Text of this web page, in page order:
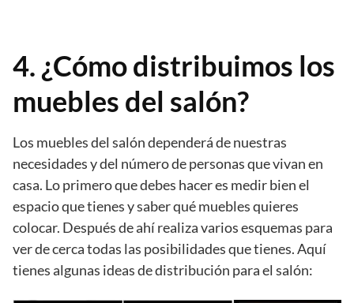
4. ¿Cómo distribuimos los
muebles del salón?
Los muebles del salón dependerá de nuestras
necesidades y del número de personas que vivan en
casa. Lo primero que debes hacer es medir bien el
espacio que tienes y saber qué muebles quieres
colocar. Después de ahí realiza varios esquemas para
ver de cerca todas las posibilidades que tienes. Aquí
tienes algunas ideas de distribución para el salón: